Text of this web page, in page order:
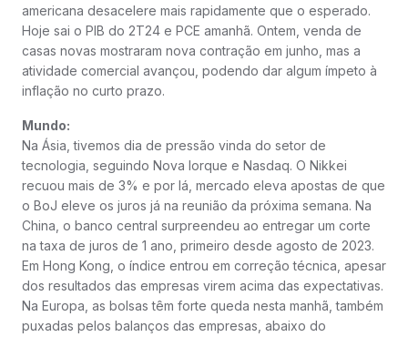
americana desacelere mais rapidamente que o esperado.
Hoje sai o PIB do 2T24 e PCE amanhã. Ontem, venda de
casas novas mostraram nova contração em junho, mas a
atividade comercial avançou, podendo dar algum ímpeto à
inflação no curto prazo.
Mundo:
Na Ásia, tivemos dia de pressão vinda do setor de
tecnologia, seguindo Nova Iorque e Nasdaq. O Nikkei
recuou mais de 3% e por lá, mercado eleva apostas de que
o BoJ eleve os juros já na reunião da próxima semana. Na
China, o banco central surpreendeu ao entregar um corte
na taxa de juros de 1 ano, primeiro desde agosto de 2023.
Em Hong Kong, o índice entrou em correção técnica, apesar
dos resultados das empresas virem acima das expectativas.
Na Europa, as bolsas têm forte queda nesta manhã, também
puxadas pelos balanços das empresas, abaixo do